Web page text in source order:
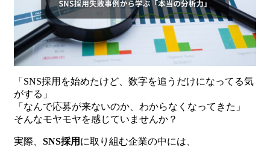
「SNS採用を始めたけど、数字を追うだけになってる気
がする」
「なんで応募が来ないのか、わからなくなってきた」
そんなモヤモヤを感じていませんか？
実際、 SNS採用 に取り組む企業の中には、